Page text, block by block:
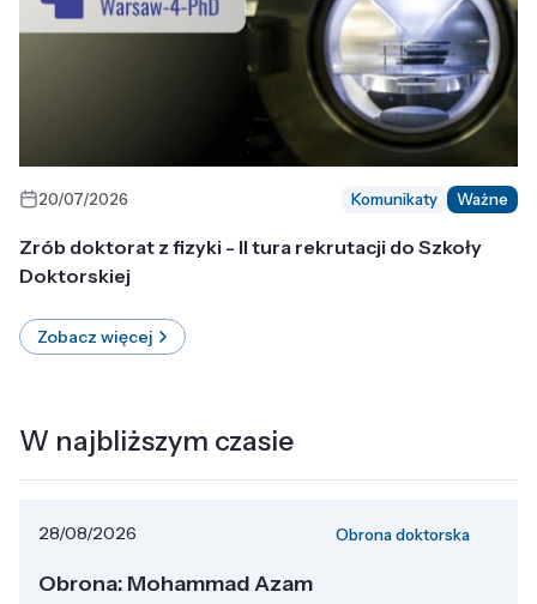
20/07/2026 Komunikaty Ważne
Zrób doktorat z fizyki - II tura rekrutacji do Szkoły
Doktorskiej
Zobacz więcej
W najbliższym czasie
28/08/2026 Obrona doktorska
Obrona: Mohammad Azam